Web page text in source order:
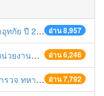
อ่าน 8,957
ย ปี 2561
อ่าน 6,246
ยมความปลอดภัยก่อนเทศกาลสงกรานต์
อ่าน 7,792
ไฟ เตรียมรับมือเทศกาลสงกรานต์